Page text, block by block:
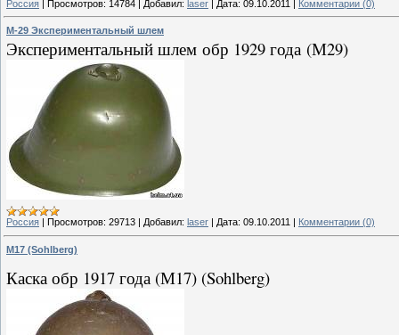
Россия | Просмотров: 14784 | Добавил: laser | Дата: 09.10.2011 | Комментарии (0)
М-29 Экспериментальный шлем
Экспериментальный шлем обр 1929 года (М29)
Россия | Просмотров: 29713 | Добавил: laser | Дата: 09.10.2011 | Комментарии (0)
М17 (Sohlberg)
Каска обр 1917 года (М17) (Sohlberg)